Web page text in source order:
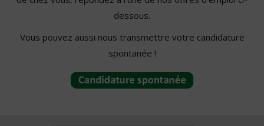
dessous.
Vous pouvez aussi nous transmettre votre candidature
spontanée !